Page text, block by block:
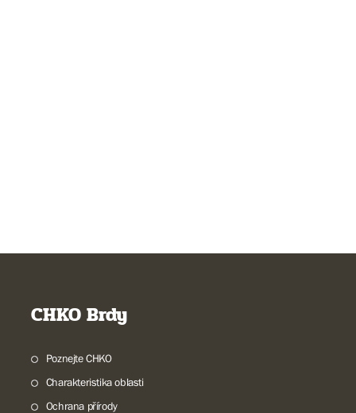
CHKO Brdy
Poznejte CHKO
Charakteristika oblasti
Ochrana přírody